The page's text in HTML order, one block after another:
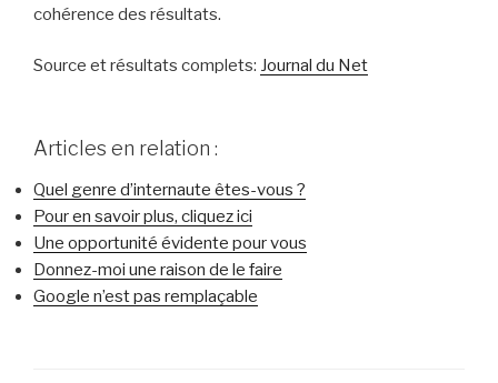
cohérence des résultats.
Source et résultats complets: Journal du Net
Articles en relation :
Quel genre d’internaute êtes-vous ?
Pour en savoir plus, cliquez ici
Une opportunité évidente pour vous
Donnez-moi une raison de le faire
Google n’est pas remplaçable